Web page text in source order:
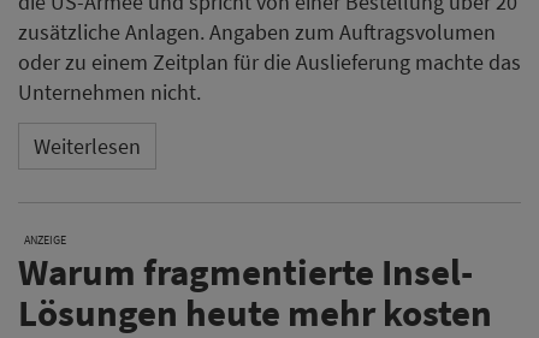
zusätzliche Anlagen. Angaben zum Auftragsvolumen
oder zu einem Zeitplan für die Auslieferung machte das
Unternehmen nicht.
Weiterlesen
ANZEIGE
Warum fragmentierte Insel-
Lösungen heute mehr kosten